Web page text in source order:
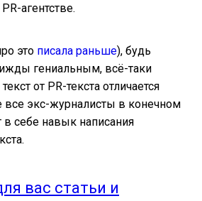
агентстве.
это писала раньше), будь
гениальным, всё-таки
от PR-текста отличается
все экс-журналисты в конечном
себе навык написания
вас статьи и